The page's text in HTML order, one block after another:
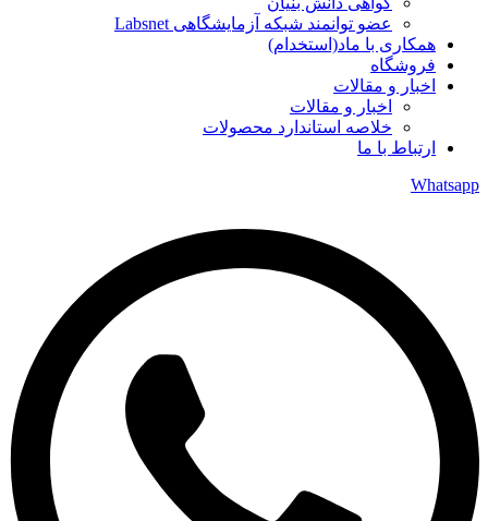
عضو توانمند شبکه آزمایشگاهی Labsnet
همکاری با ماد(استخدام)
فروشگاه
اخبار و مقالات
اخبار و مقالات
خلاصه استاندارد محصولات
ارتباط با ما
Whatsapp